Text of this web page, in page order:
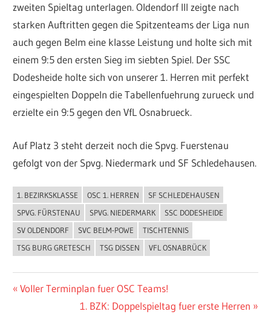
zweiten Spieltag unterlagen. Oldendorf III zeigte nach
starken Auftritten gegen die Spitzenteams der Liga nun
auch gegen Belm eine klasse Leistung und holte sich mit
einem 9:5 den ersten Sieg im siebten Spiel. Der SSC
Dodesheide holte sich von unserer 1. Herren mit perfekt
eingespielten Doppeln die Tabellenfuehrung zurueck und
erzielte ein 9:5 gegen den VfL Osnabrueck.
Auf Platz 3 steht derzeit noch die Spvg. Fuerstenau
gefolgt von der Spvg. Niedermark und SF Schledehausen.
ALLGEMEIN
1. BEZIRKSKLASSE OSC 1. HERREN
SF SCHLEDEHAUSEN
SPVG. FÜRSTENAU
SPVG. NIEDERMARK
SSC DODESHEIDE
SV OLDENDORF
SVC BELM-POWE
TISCHTENNIS
TSG BURG GRETESCH
TSG DISSEN VFL OSNABRÜCK
Beitragsnavigation
Vorheriger
Voller Terminplan fuer OSC Teams!
Nächster
1. BZK: Doppelspieltag fuer erste Herren